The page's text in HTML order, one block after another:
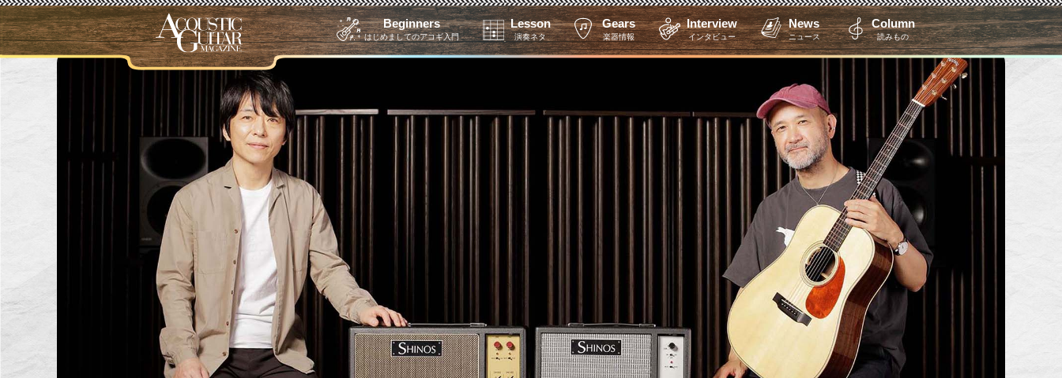
Beginners
はじめましてのアコギ入門
Lesson
演奏ネタ
Gears
楽器情報
Interview
インタビュー
News
ニュース
Column
読みもの